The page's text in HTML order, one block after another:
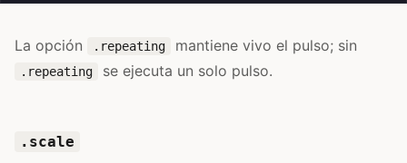
La opción .repeating mantiene vivo el pulso; sin
.repeating se ejecuta un solo pulso.
.scale